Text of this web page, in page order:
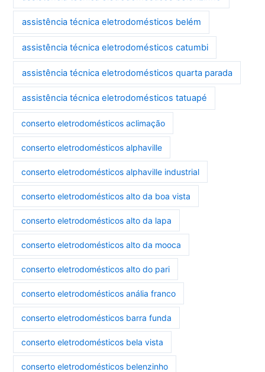
assistência técnica eletrodomésticos belém
assistência técnica eletrodomésticos catumbi
assistência técnica eletrodomésticos quarta parada
assistência técnica eletrodomésticos tatuapé
conserto eletrodomésticos aclimação
conserto eletrodomésticos alphaville
conserto eletrodomésticos alphaville industrial
conserto eletrodomésticos alto da boa vista
conserto eletrodomésticos alto da lapa
conserto eletrodomésticos alto da mooca
conserto eletrodomésticos alto do pari
conserto eletrodomésticos anália franco
conserto eletrodomésticos barra funda
conserto eletrodomésticos bela vista
conserto eletrodomésticos belenzinho